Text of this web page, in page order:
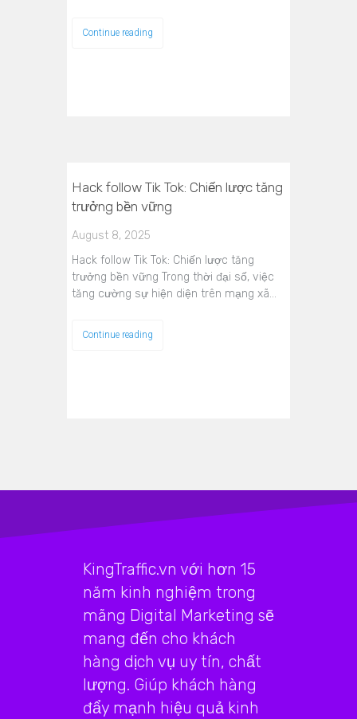
Continue reading
Hack follow Tik Tok: Chiến lược tăng
trưởng bền vững
August 8, 2025
Hack follow Tik Tok: Chiến lược tăng
trưởng bền vững Trong thời đại số, việc
tăng cường sự hiện diện trên mạng xã…
Continue reading
KingTraffic.vn với hơn 15
năm kinh nghiệm trong
mãng Digital Marketing sẽ
mang đến cho khách
hàng dịch vụ uy tín, chất
lượng. Giúp khách hàng
đẩy mạnh hiệu quả kinh